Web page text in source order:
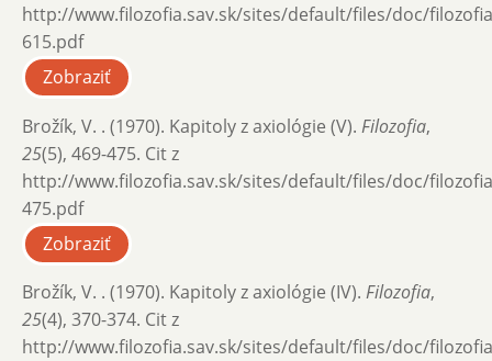
http://www.filozofia.sav.sk/sites/default/files/doc/
615.pdf
Zobraziť
Brožík, V. . (1970). Kapitoly z axiológie (V). Filozofia,
25(5), 469-475. Cit z
http://www.filozofia.sav.sk/sites/default/files/doc/
475.pdf
Zobraziť
Brožík, V. . (1970). Kapitoly z axiológie (IV). Filozofia,
25(4), 370-374. Cit z
http://www.filozofia.sav.sk/sites/default/files/doc/